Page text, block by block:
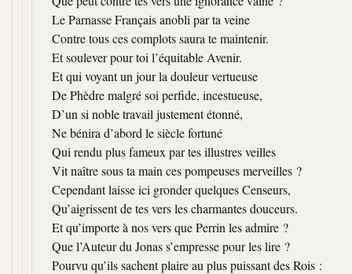
Le Parnasse Français anobli par ta veine
Contre tous ces complots saura te maintenir.
Et soulever pour toi l’équitable Avenir.
Et qui voyant un jour la douleur vertueuse
De Phèdre malgré soi perfide, incestueuse,
D’un si noble travail justement étonné,
Ne bénira d’abord le siècle fortuné
Qui rendu plus fameux par tes illustres veilles
Vit naître sous ta main ces pompeuses merveilles ?
Cependant laisse ici gronder quelques Censeurs,
Qu’aigrissent de tes vers les charmantes douceurs.
Et qu’importe à nos vers que Perrin les admire ?
Que l’Auteur du Jonas s’empresse pour les lire ?
Pourvu qu’ils sachent plaire au plus puissant des Rois :